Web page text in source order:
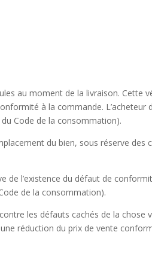
au moment de la livraison.
à la commande.
Code de la consommation).
du bien, sous réserve des
de l’existence du défaut de
de la consommation).
les défauts cachés de la chose
réduction du prix de vente